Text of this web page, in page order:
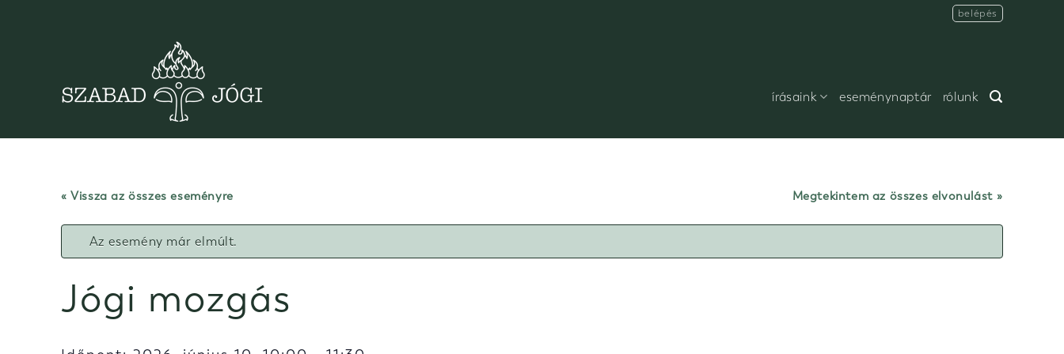
belépés
írásaink eseménynaptár rólunk
« Vissza az összes eseményre Megtekintem az összes elvonulást
Az esemény már elmúlt.
Jógi mozgás